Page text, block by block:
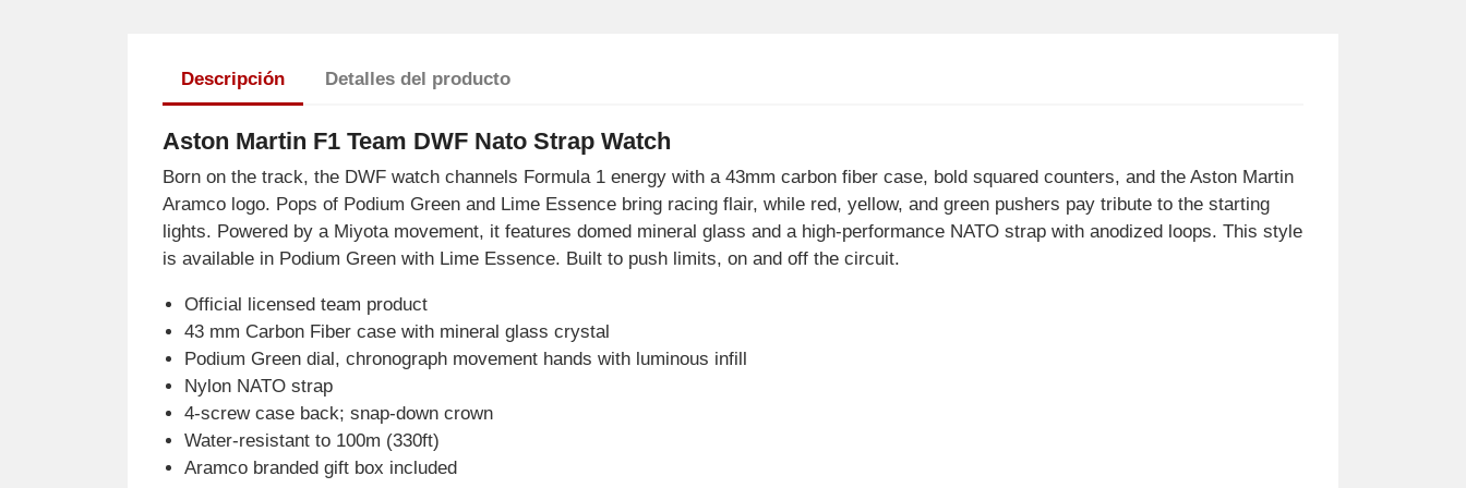
Descripción Detalles del producto
Aston Martin F1 Team DWF Nato Strap Watch
Born on the track, the DWF watch channels Formula 1 energy with a 43mm carbon fiber case, bold squared counters, and the Aston Martin
Aramco logo. Pops of Podium Green and Lime Essence bring racing flair, while red, yellow, and green pushers pay tribute to the starting
lights. Powered by a Miyota movement, it features domed mineral glass and a high-performance NATO strap with anodized loops. This style
is available in Podium Green with Lime Essence. Built to push limits, on and off the circuit.
Official licensed team product
43 mm Carbon Fiber case with mineral glass crystal
Podium Green dial, chronograph movement hands with luminous infill
Nylon NATO strap
4-screw case back; snap-down crown
Water-resistant to 100m (330ft)
Aramco branded gift box included